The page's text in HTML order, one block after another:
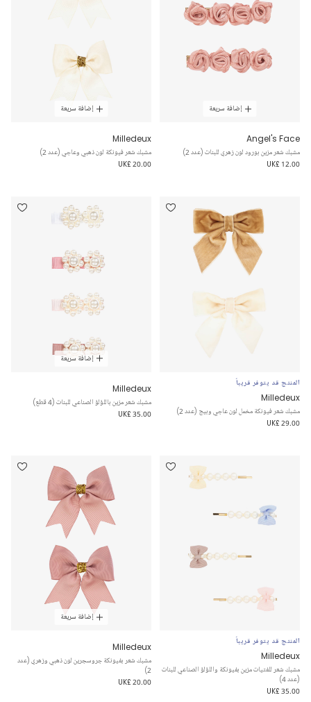
إضافة سريعة
Angel's Face
مشبك شعر مزين بورود لون زهري للبنات (عدد 2)
UK£ 12.00
إضافة سريعة
Milledeux
مشبك شعر فيونكة لون ذهبي وعاجي (عدد 2)
UK£ 20.00
المنتج قد يتوفر قريباً
Milledeux
مشبك شعر فيونكة مخمل لون عاجي وبيج (عدد 2)
UK£ 29.00
إضافة سريعة
Milledeux
مشبك شعر مزين باللؤلؤ الصناعي للبنات (4 قطع)
UK£ 35.00
المنتج قد يتوفر قريباً
Milledeux
مشبك شعر للفتيات مزين بفيونكة واللؤلؤ الصناعي للبنات
(عدد 4)
UK£ 35.00
إضافة سريعة
Milledeux
مشبك شعر بفيونكة جروسجرين لون ذهبي وزهري (عدد
2)
UK£ 20.00